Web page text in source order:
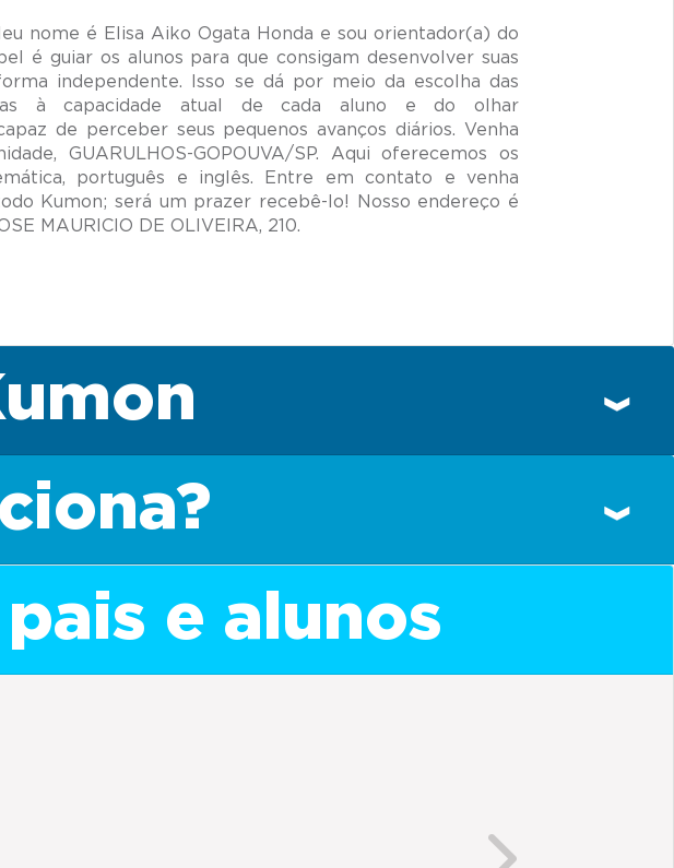
nome é Elisa Aiko Ogata Honda e sou orientador(a) do
é guiar os alunos para que consigam desenvolver suas
independente. Isso se dá por meio da escolha das
à capacidade atual de cada aluno e do olhar
de perceber seus pequenos avanços diários. Venha
GUARULHOS-GOPOUVA/SP. Aqui oferecemos os
português e inglês. Entre em contato e venha
Kumon; será um prazer recebê-lo! Nosso endereço é
e alunos